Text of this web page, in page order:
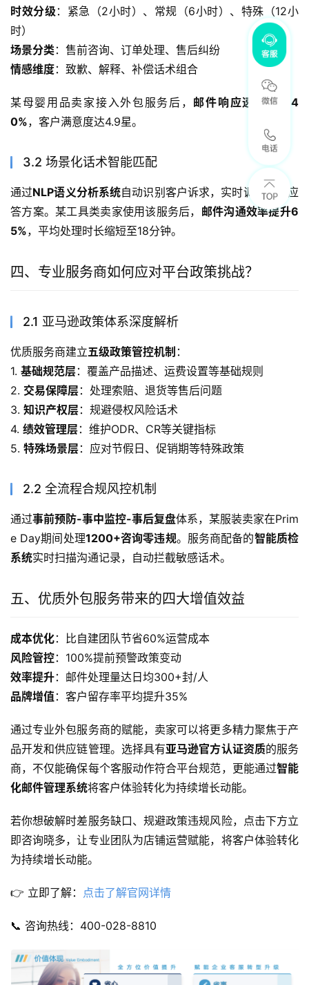
时效分级 ：紧急（2小时）、常规（6小时）、特殊（12小
时）
场景分类：售前咨询、订单处理、售后纠纷
情感维度：致歉、解释、补偿话术组合
某母婴用品卖家接入外包服务后， 邮件响应速度提升4
0%，客户满意度达4.9星。
3.2 场景化话术智能匹配
通过NLP语义分析系统自动识别客户诉求，实时调取最佳应
答方案。某工具类卖家使用该服务后， 邮件沟通效率提升6
5%，平均处理时长缩短至18分钟。
四、专业服务商如何应对平台政策挑战？
2.1 亚马逊政策体系深度解析
优质服务商建立五级政策管控机制 ：
1. 基础规范层：覆盖产品描述、运费设置等基础规则
2. 交易保障层：处理索赔、退货等售后问题
3. 知识产权层：规避侵权风险话术
4. 绩效管理层：维护ODR、CR等关键指标
5. 特殊场景层：应对节假日、促销期等特殊政策
2.2 全流程合规风控机制
通过事前预防-事中监控-事后复盘体系，某服装卖家在Prim
e Day期间处理1200+咨询零违规。服务商配备的智能质检
系统实时扫描沟通记录，自动拦截敏感话术。
五、优质外包服务带来的四大增值效益
成本优化：比自建团队节省60%运营成本
风险管控：100%提前预警政策变动
效率提升：邮件处理量达日均300+封/人
品牌增值：客户留存率平均提升35%
通过专业外包服务商的赋能，卖家可以将更多精力聚焦于产
品开发和供应链管理。选择具有亚马逊官方认证资质的服务
商，不仅能确保每个客服动作符合平台规范，更能通过智能
化邮件管理系统将客户体验转化为持续增长动能。
若你想破解时差服务缺口、规避政策违规风险，点击下方立
即咨询晓多，让专业团队为店铺运营赋能，将客户体验转化
为持续增长动能。
👉 立即了解： 点击了解官网详情
📞 咨询热线：400-028-8810